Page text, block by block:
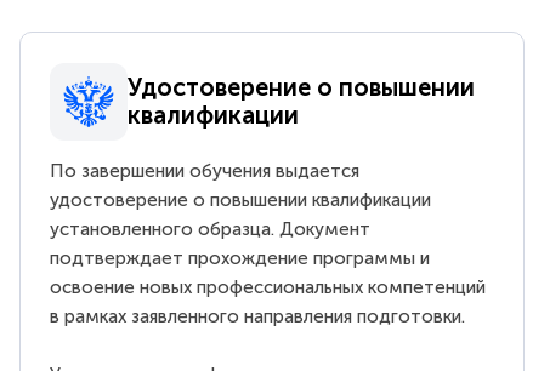
Удостоверение о повышении
квалификации
По завершении обучения выдается
удостоверение о повышении квалификации
установленного образца. Документ
подтверждает прохождение программы и
освоение новых профессиональных компетенций
в рамках заявленного направления подготовки.